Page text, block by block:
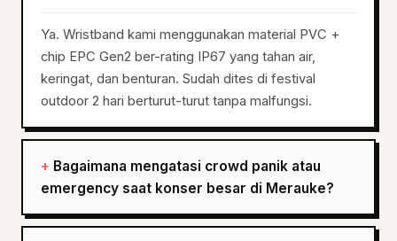
Ya. Wristband kami menggunakan material PVC +
chip EPC Gen2 ber-rating IP67 yang tahan air,
keringat, dan benturan. Sudah dites di festival
outdoor 2 hari berturut-turut tanpa malfungsi.
Bagaimana mengatasi crowd panik atau
emergency saat konser besar di Merauke?